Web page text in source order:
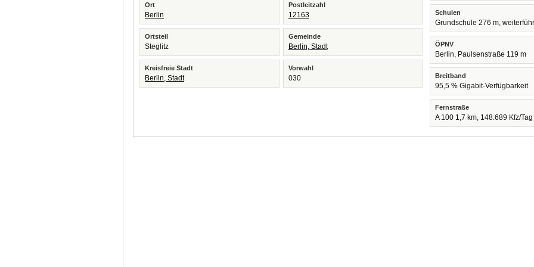
Ort
Berlin
Postleitzahl
12163
Ortsteil
Steglitz
Gemeinde
Berlin, Stadt
Kreisfreie Stadt
Berlin, Stadt
Vorwahl
030
Schulen
Grundschule 276 m,
ÖPNV
Berlin, Paulsenstraße 119 m
Breitband
95,5 % Gigabit-Verfügbarkeit
Fernstraße
A 100 1,7 km, 148.689 Kfz/Tag